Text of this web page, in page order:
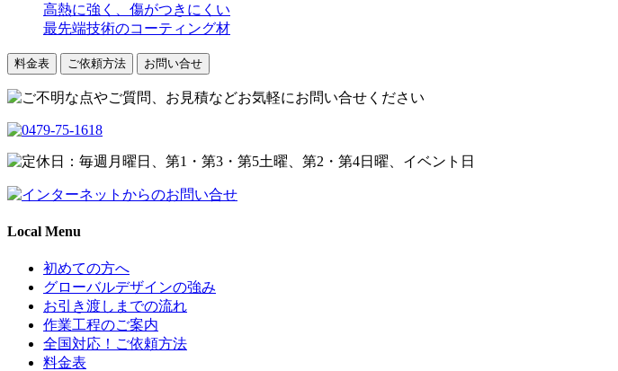
高熱に強く、傷がつきにくい
最先端技術のコーティング材
料金表 ご依頼方法 お問い合せ
Local Menu
初めての方へ
グローバルデザインの強み
お引き渡しまでの流れ
作業工程のご案内
全国対応！ご依頼方法
料金表